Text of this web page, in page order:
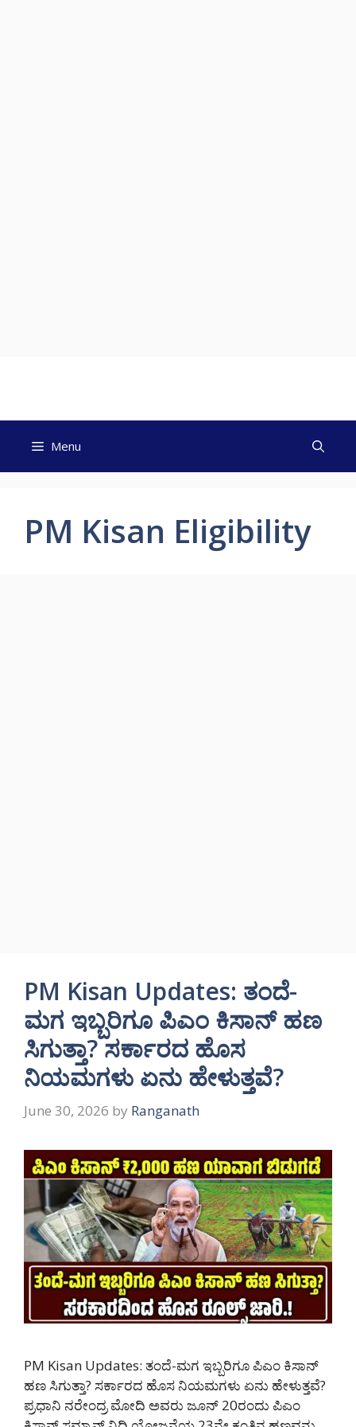
Menu
PM Kisan Eligibility
PM Kisan Updates: ತಂದೆ-
ಮಗ ಇಬ್ಬರಿಗೂ ಪಿಎಂ ಕಿಸಾನ್ ಹಣ
ಸಿಗುತ್ತಾ? ಸರ್ಕಾರದ ಹೊಸ
ನಿಯಮಗಳು ಏನು ಹೇಳುತ್ತವೆ?
June 30, 2026 by Ranganath
PM Kisan Updates: ತಂದೆ-ಮಗ ಇಬ್ಬರಿಗೂ ಪಿಎಂ ಕಿಸಾನ್
ಹಣ ಸಿಗುತ್ತಾ? ಸರ್ಕಾರದ ಹೊಸ ನಿಯಮಗಳು ಏನು ಹೇಳುತ್ತವೆ?
ಪ್ರಧಾನಿ ನರೇಂದ್ರ ಮೋದಿ ಅವರು ಜೂನ್ 20ರಂದು ಪಿಎಂ